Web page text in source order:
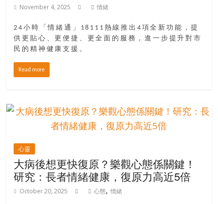
November 4, 2025 情緒
24小時「情緒通」18111熱線推出4項全新功能，提
供更貼心、更便捷、更全面的服務，進一步提升對市
民的精神健康支援。
Read more
心靈
大病後想更快復原？樂觀心態係關鍵！
研究：長者情緒健康，復原力高近5倍
October 20, 2025 心態,情緒